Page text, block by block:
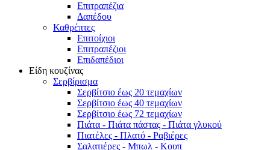
Επιτραπέζια
Δαπέδου
Καθρέπτες
Επιτοίχιοι
Επιτραπέζιοι
Επιδαπέδιοι
Είδη κουζίνας
Σερβίρισμα
Σερβίτσιο έως 20 τεμαχίων
Σερβίτσιο έως 40 τεμαχίων
Σερβίτσιο έως 72 τεμαχίων
Πιάτα - Πιάτα πάστας - Πιάτα γλυκού
Πιατέλες - Πλατό - Ραβιέρες
Σαλατιέρες - Μπωλ - Κουπ